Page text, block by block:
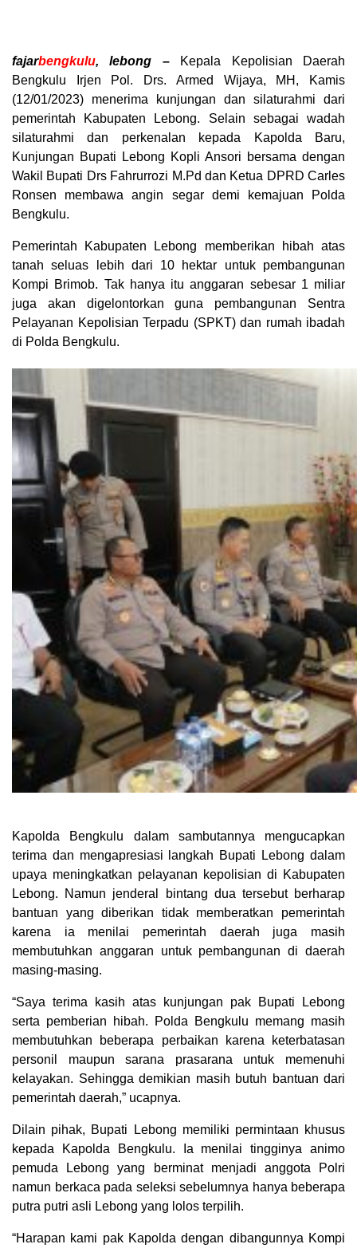
fajarbengkulu, lebong –Kepala Kepolisian Daerah
Bengkulu Irjen Pol. Drs. Armed Wijaya, MH, Kamis
(12/01/2023) menerima kunjungan dan silaturahmi dari
pemerintah Kabupaten Lebong. Selain sebagai wadah
silaturahmi dan perkenalan kepada Kapolda Baru,
Kunjungan Bupati Lebong Kopli Ansori bersama dengan
Wakil Bupati Drs Fahrurrozi M.Pd dan Ketua DPRD Carles
Ronsen membawa angin segar demi kemajuan Polda
Bengkulu.
Pemerintah Kabupaten Lebong memberikan hibah atas
tanah seluas lebih dari 10 hektar untuk pembangunan
Kompi Brimob. Tak hanya itu anggaran sebesar 1 miliar
juga akan digelontorkan guna pembangunan Sentra
Pelayanan Kepolisian Terpadu (SPKT) dan rumah ibadah
di Polda Bengkulu.
Kapolda Bengkulu dalam sambutannya mengucapkan
terima dan mengapresiasi langkah Bupati Lebong dalam
upaya meningkatkan pelayanan kepolisian di Kabupaten
Lebong. Namun jenderal bintang dua tersebut berharap
bantuan yang diberikan tidak memberatkan pemerintah
karena ia menilai pemerintah daerah juga masih
membutuhkan anggaran untuk pembangunan di daerah
masing-masing.
“Saya terima kasih atas kunjungan pak Bupati Lebong
serta pemberian hibah. Polda Bengkulu memang masih
membutuhkan beberapa perbaikan karena keterbatasan
personil maupun sarana prasarana untuk memenuhi
kelayakan. Sehingga demikian masih butuh bantuan dari
pemerintah daerah,” ucapnya.
Dilain pihak, Bupati Lebong memiliki permintaan khusus
kepada Kapolda Bengkulu. Ia menilai tingginya animo
pemuda Lebong yang berminat menjadi anggota Polri
namun berkaca pada seleksi sebelumnya hanya beberapa
putra putri asli Lebong yang lolos terpilih.
“Harapan kami pak Kapolda dengan dibangunnya Kompi